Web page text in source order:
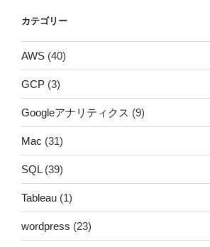
カテゴリー
AWS (40)
GCP (3)
Googleアナリティクス (9)
Mac (31)
SQL(39)
Tableau (1)
wordpress (23)